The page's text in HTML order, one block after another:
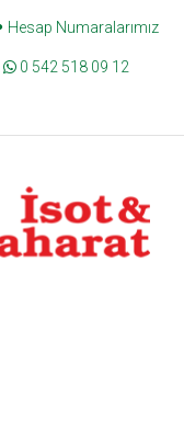
Hesap Numaralarımız
0 542 518 09 12